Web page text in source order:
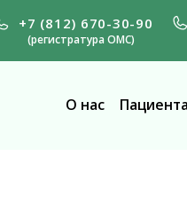
+7 (812) 670-30-90
(регистратура ОМС)
О нас